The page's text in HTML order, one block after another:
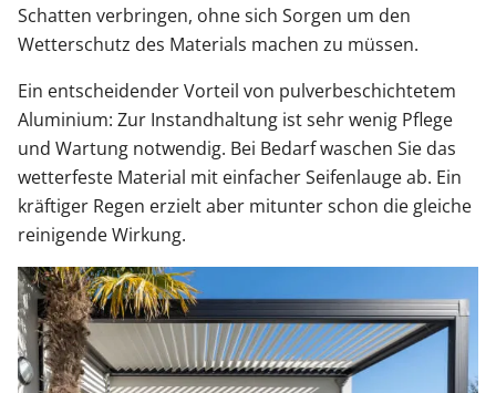
Schatten verbringen, ohne sich Sorgen um den
Wetterschutz des Materials machen zu müssen.
Ein entscheidender Vorteil von pulverbeschichtetem
Aluminium: Zur Instandhaltung ist sehr wenig Pflege
und Wartung notwendig. Bei Bedarf waschen Sie das
wetterfeste Material mit einfacher Seifenlauge ab. Ein
kräftiger Regen erzielt aber mitunter schon die gleiche
reinigende Wirkung.